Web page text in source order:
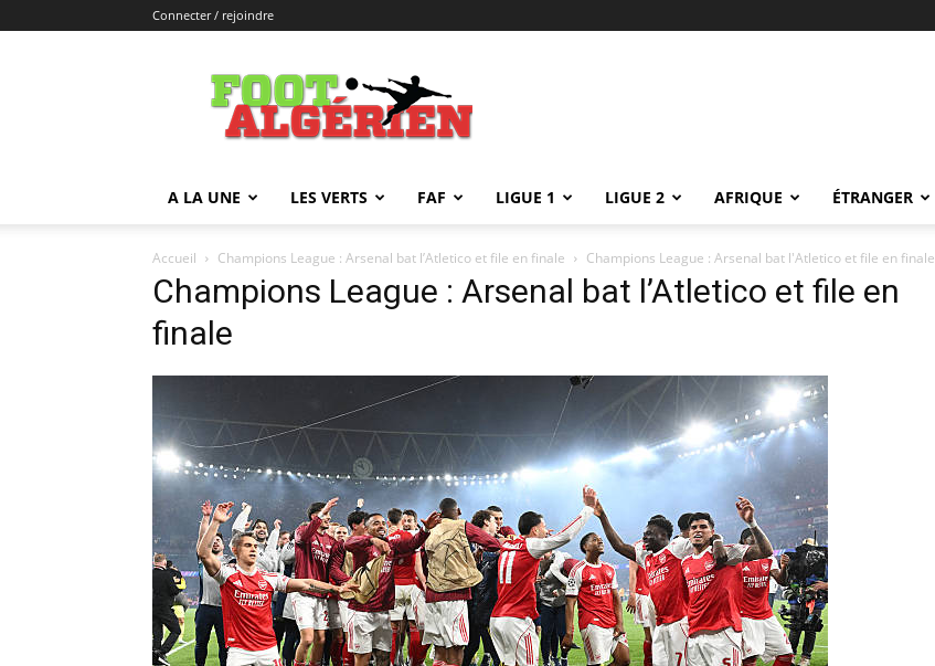
Connecter / rejoindre
FOOTALGERIEN
A LA UNE LES VERTS FAF LIGUE 1 LIGUE 2 AFRIQUE ÉTRANGER
Accueil Champions League : Arsenal bat l’Atletico et file en finale Champions League : Arsenal bat l'Atletico et file en finale
Champions League : Arsenal bat l’Atletico et file en
finale